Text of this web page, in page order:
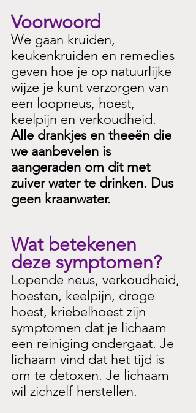
Voorwoord
We gaan kruiden,
keukenkruiden en remedies
geven hoe je op natuurlijke
wijze je kunt verzorgen van
een loopneus, hoest,
keelpijn en verkoudheid.
Alle drankjes en theeën die
we aanbevelen is
aangeraden om dit met
zuiver water te drinken. Dus
geen kraanwater.
Wat betekenen
deze symptomen?
Lopende neus, verkoudheid,
hoesten, keelpijn, droge
hoest, kriebelhoest zijn
symptomen dat je lichaam
een reiniging ondergaat. Je
lichaam vind dat het tijd is
om te detoxen. Je lichaam
wil zichzelf herstellen.